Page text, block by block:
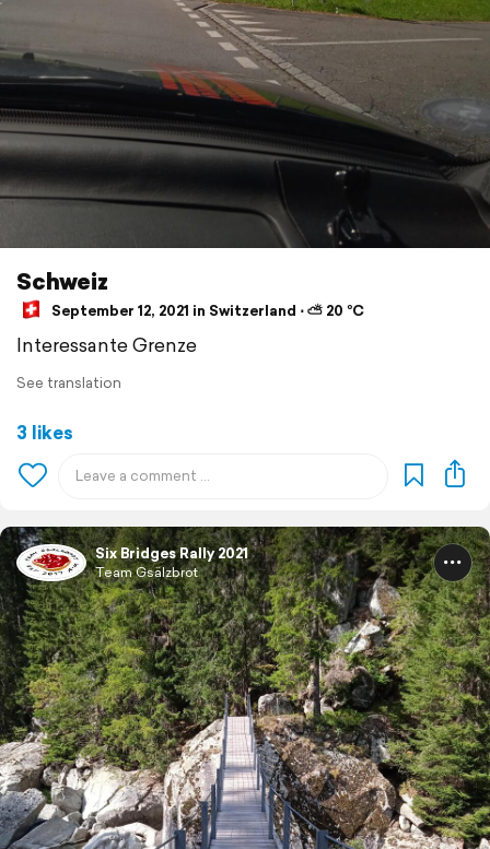
Schweiz
September 12, 2021 in Switzerland ⋅ ⛅ 20 °C
Interessante Grenze
See translation
3 likes
Six Bridges Rally 2021
Team Gsälzbrot